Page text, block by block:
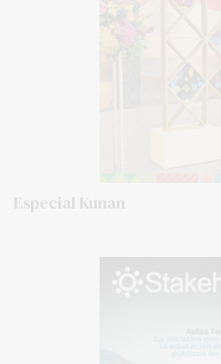
Especial Kunan